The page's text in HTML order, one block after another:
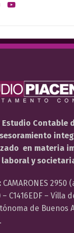
Estudio Contable
en materia
y
CAMARONES 2950
C1416EDF – Villa
de Buenos